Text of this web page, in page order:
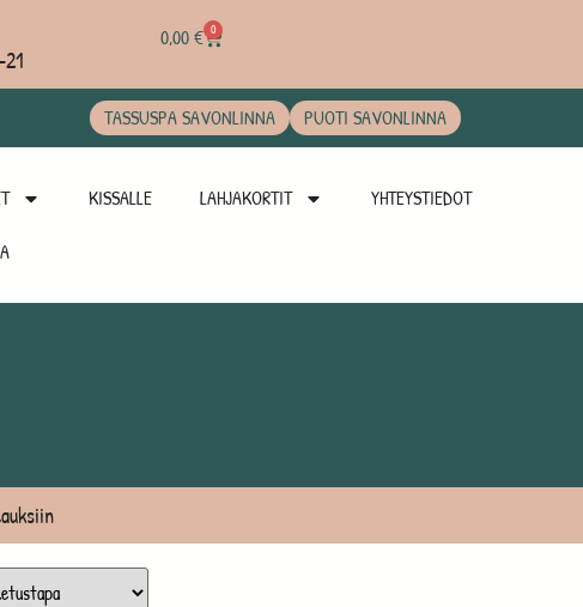
0,00€ 0
TASSUSPA SAVONLINNA PUOTI SAVONLINNA
KISSALLE LAHJAKORTIT YHTEYSTIEDOT